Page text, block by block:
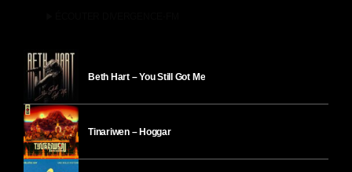
Beth Hart – You Still Got Me
Tinariwen – Hoggar